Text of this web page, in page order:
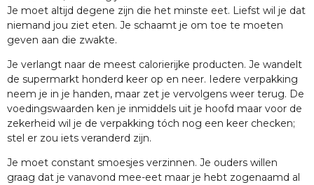
Je moet altijd degene zijn die het minste eet. Liefst wil je dat
niemand jou ziet eten. Je schaamt je om toe te moeten
geven aan die zwakte.
Je verlangt naar de meest calorierijke producten. Je wandelt
de supermarkt honderd keer op en neer. Iedere verpakking
neem je in je handen, maar zet je vervolgens weer terug. De
voedingswaarden ken je inmiddels uit je hoofd maar voor de
zekerheid wil je de verpakking tóch nog een keer checken;
stel er zou iets veranderd zijn.
Je moet constant smoesjes verzinnen. Je ouders willen
graag dat je vanavond mee-eet maar je hebt zogenaamd al